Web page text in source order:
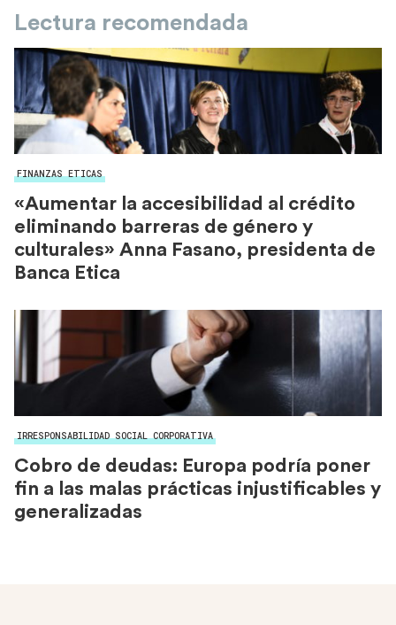
Lectura recomendada
FINANZAS ETICAS
«Aumentar la accesibilidad al crédito
eliminando barreras de género y
culturales» Anna Fasano, presidenta de
Banca Etica
IRRESPONSABILIDAD SOCIAL CORPORATIVA
Cobro de deudas: Europa podría poner
fin a las malas prácticas injustificables y
generalizadas